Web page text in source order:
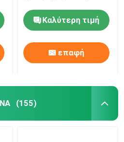
Καλύτερη τιμή
επαφή
(155)